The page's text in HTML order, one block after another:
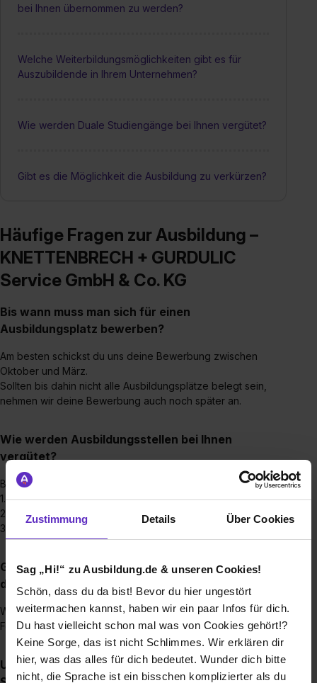
Zustimmung Details Über Cookies
Sag „Hi!“ zu Ausbildung.de & unseren Cookies!
Schön, dass du da bist! Bevor du hier ungestört
weitermachen kannst, haben wir ein paar Infos für dich.
Du hast vielleicht schon mal was von Cookies gehört!?
Keine Sorge, das ist nicht Schlimmes. Wir erklären dir
hier, was das alles für dich bedeutet. Wunder dich bitte
nicht, die Sprache ist ein bisschen komplizierter als du
bei Ihnen übernommen zu werden?
Welche Weiterbildungsmöglichkeiten gibt es für
Auszubildende in Ihrem Unternehmen?
Wie werden Duale Studiengänge bei Ihnen vergütet?
Gibt es die Möglichkeit die Ausbildung zu verkürzen?
Häufige Fragen zur Ausbildung –
KNETTENBRECH + GURDULIC
Service GmbH & Co. KG
Bis wann muss man sich für einen
Ausbildungsplatz bewerben?
Am besten schickst du uns deine Bewerbung zwischen
Oktober und März.
Sollten bis dahin nicht alle Ausbildungsplätze belegt sein,
nehmen wir deine Bewerbung auch noch später an.
Wie werden Ausbildungsstellen bei Ihnen
vergütet?
Bei uns erhältst du eine attraktive Ausbildungsvergütung:
1. Lehrjahr 1.050,00 €
2. Lehrjahr 1.110,00 €
3. Lehrjahr 1.150,00 €
Gibt es regelmäßig Feedbackgespräche während
der Ausbildung?
Wir wollen dich gut ausbilden, daher führen wir regelmäßig
Feedbackgespräche mit dir.
Unterstützen Sie Ihre Azubis mit irgendwelchen